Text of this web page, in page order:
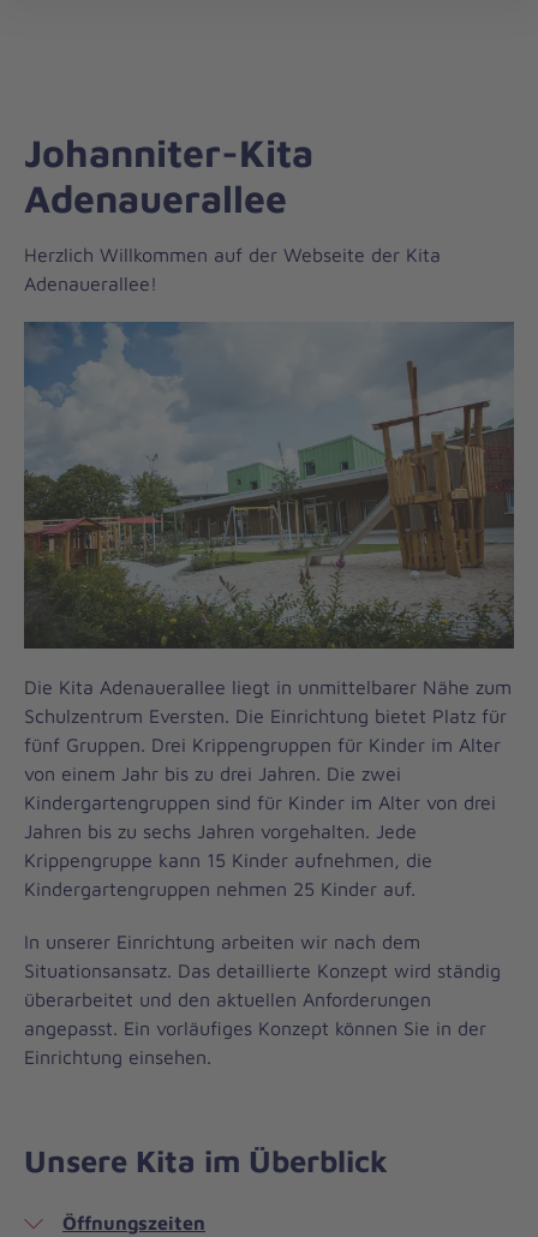
Johanniter-Kita
Adenauerallee
Herzlich Willkommen auf der Webseite der Kita
Adenauerallee!
Die Kita Adenauerallee liegt in unmittelbarer Nähe zum
Schulzentrum Eversten. Die Einrichtung bietet Platz für
fünf Gruppen. Drei Krippengruppen für Kinder im Alter
von einem Jahr bis zu drei Jahren. Die zwei
Kindergartengruppen sind für Kinder im Alter von drei
Jahren bis zu sechs Jahren vorgehalten. Jede
Krippengruppe kann 15 Kinder aufnehmen, die
Kindergartengruppen nehmen 25 Kinder auf.
In unserer Einrichtung arbeiten wir nach dem
Situationsansatz. Das detaillierte Konzept wird ständig
überarbeitet und den aktuellen Anforderungen
angepasst. Ein vorläufiges Konzept können Sie in der
Einrichtung einsehen.
Unsere Kita im Überblick
Öffnungszeiten